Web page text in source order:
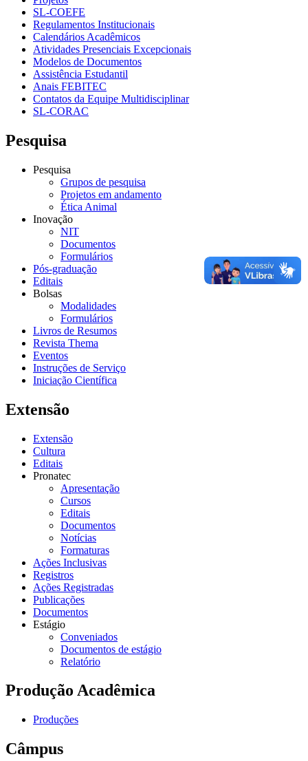
SL-COEFE
Regulamentos Institucionais
Calendários Acadêmicos
Atividades Presenciais Excepcionais
Modelos de Documentos
Assistência Estudantil
Anais FEBITEC
Contatos da Equipe Multidisciplinar
SL-CORAC
Pesquisa
Pesquisa
Grupos de pesquisa
Projetos em andamento
Ética Animal
Inovação
NIT
Documentos
Formulários
Pós-graduação
Editais
Bolsas
Modalidades
Formulários
Livros de Resumos
Revista Thema
Eventos
Instruções de Serviço
Iniciação Científica
Extensão
Extensão
Cultura
Editais
Pronatec
Apresentação
Cursos
Editais
Documentos
Notícias
Formaturas
Ações Inclusivas
Registros
Ações Registradas
Publicações
Documentos
Estágio
Conveniados
Documentos de estágio
Relatório
Produção Acadêmica
Produções
Câmpus